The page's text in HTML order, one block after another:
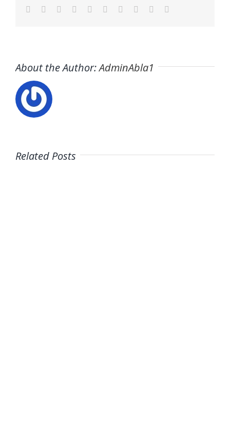
Facebook
TwitterLinkedIn
Reddit WhatsApp
TumblrPinterest Xing
About the Author:AdminAbla1
Related Posts